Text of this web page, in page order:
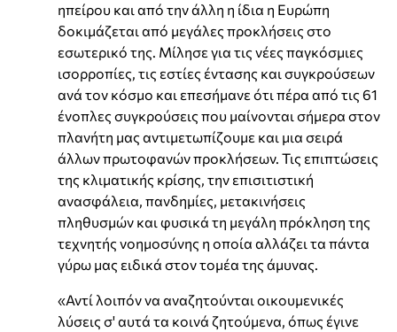
ηπείρου και από την άλλη η ίδια η Ευρώπη
δοκιμάζεται από μεγάλες προκλήσεις στο
εσωτερικό της. Μίλησε για τις νέες παγκόσμιες
ισορροπίες, τις εστίες έντασης και συγκρούσεων
ανά τον κόσμο και επεσήμανε ότι πέρα από τις 61
ένοπλες συγκρούσεις που μαίνονται σήμερα στον
πλανήτη μας αντιμετωπίζουμε και μια σειρά
άλλων πρωτοφανών προκλήσεων. Τις επιπτώσεις
της κλιματικής κρίσης, την επισιτιστική
ανασφάλεια, πανδημίες, μετακινήσεις
πληθυσμών και φυσικά τη μεγάλη πρόκληση της
τεχνητής νοημοσύνης η οποία αλλάζει τα πάντα
γύρω μας ειδικά στον τομέα της άμυνας.
«Αντί λοιπόν να αναζητούνται οικουμενικές
λύσεις σ' αυτά τα κοινά ζητούμενα, όπως έγινε